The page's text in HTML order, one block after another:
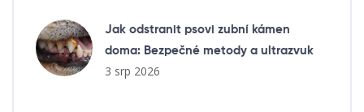
Jak odstranit psovi zubní kámen
doma: Bezpečné metody a ultrazvuk
3 srp 2026